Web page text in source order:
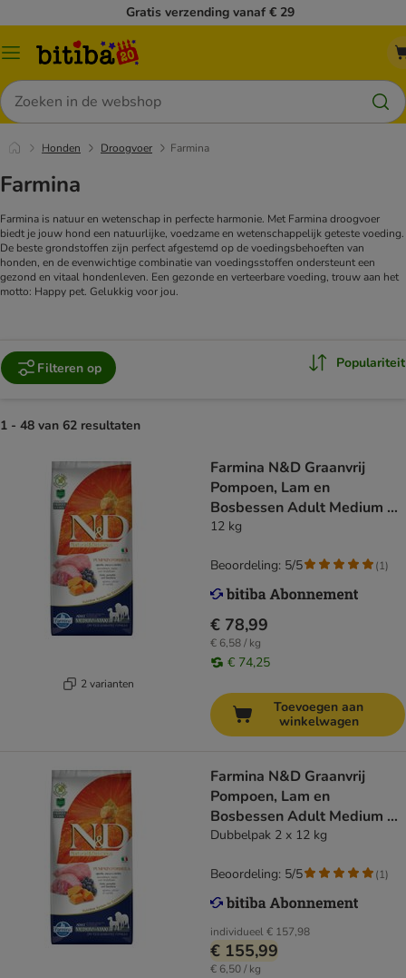
Gratis verzending vanaf € 29
Catalogusmenu
Zoeken
Honden Droogvoer Farmina
Farmina
Farmina is natuur en wetenschap in perfecte harmonie. Met Farmina droogvoer
biedt je jouw hond een natuurlijke, voedzame en wetenschappelijk geteste voeding.
De beste grondstoffen zijn perfect afgestemd op de voedingsbehoeften van
honden, en de evenwichtige combinatie van voedingsstoffen ondersteunt een
gezond en vitaal hondenleven. Een gezonde en verteerbare voeding, trouw aan het
motto: Happy pet. Gelukkig voor jou.
Filteren op Populariteit
1 - 48 van 62 resultaten
2 varianten
Farmina N&D Graanvrij
Pompoen, Lam en
Bosbessen Adult Medium &
Maxi Hondenvoer
12 kg
€ 78,99
€ 6,58 / kg
€ 74,25
Beoordeling: 5/5 (1)
Toevoegen aan
winkelwagen
Farmina N&D Graanvrij
Pompoen, Lam en
Bosbessen Adult Medium &
Maxi Hondenvoer
Dubbelpak 2 x 12 kg
individueel€ 157,98
€ 155,99
€ 6,50 / kg
Beoordeling: 5/5 (1)